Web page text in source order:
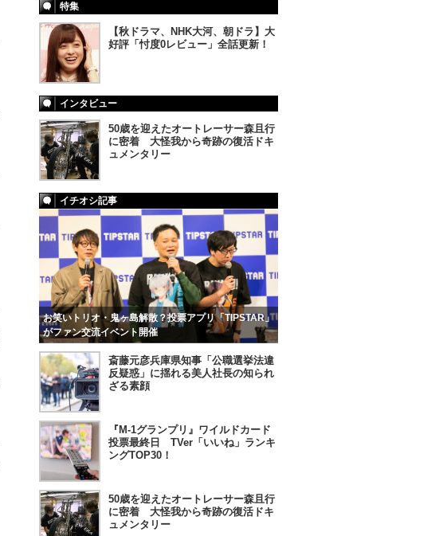
特集
【秋ドラマ、NHK大河、朝ドラ】大
好評「忖度0レビュー」全話更新！
インタビュー
50歳を迎えたオートレーサー森且行
に密着 大怪我から奇跡の復活ドキ
ュメンタリー
イチオシ記事
お笑いトリオ・鬼ヶ島解散？投票アプリ「TIPSTAR」
がファン交流イベント開催
斎藤元彦兵庫県知事「公職選挙法違
反疑惑」に揺れる美人社長の知られ
ざる素顔
『M-1グランプリ』ワイルドカード
投票最終日 TVer「いいね」ランキ
ングTOP30！
50歳を迎えたオートレーサー森且行
に密着 大怪我から奇跡の復活ドキ
ュメンタリー